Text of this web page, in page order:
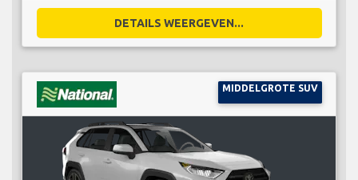
DETAILS WEERGEVEN...
MIDDELGROTE SUV